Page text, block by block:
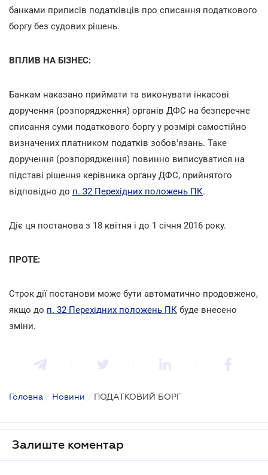
банками приписів податківців про списання податкового
боргу без судових рішень.
ВПЛИВ НА БІЗНЕС:
Банкам наказано приймати та виконувати інкасові
доручення (розпорядження) органів ДФС на безперечне
списання суми податкового боргу у розмірі самостійно
визначених платником податків зобов'язань. Таке
доручення (розпорядження) повинно виписуватися на
підставі рішення керівника органу ДФС, прийнятого
відповідно до п. 32 Перехідних положень ПК.
Діє ця постанова з 18 квітня і до 1 січня 2016 року.
ПРОТЕ:
Строк дії постанови може бути автоматично продовжено,
якщо до п. 32 Перехідних положень ПК буде внесено
зміни.
Головна / Новини / ПОДАТКОВИЙ БОРГ
Залиште коментар